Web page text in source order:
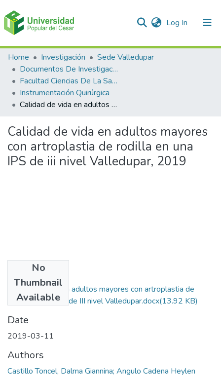
Log In (current)
Communities & Collections
All of DSpace
Statistics
Home Investigación
Sede Valledupar
Documentos De Investigación
Facultad Ciencias De La Salud
Instrumentación Quirúrgica
Calidad de vida en adultos mayores con artroplastia de rodilla en una IPS de iii nivel Valledupar, 2019
Calidad de vida en adultos mayores
con artroplastia de rodilla en una
IPS de iii nivel Valledupar, 2019
No
Thumbnail
Available
Calidad de vida en adultos mayores con artroplastia de
rodilla en una IPS de III nivel Valledupar.docx(13.92 KB)
Date
2019-03-11
Authors
Castillo Toncel, Dalma Giannina; Angulo Cadena Heylen